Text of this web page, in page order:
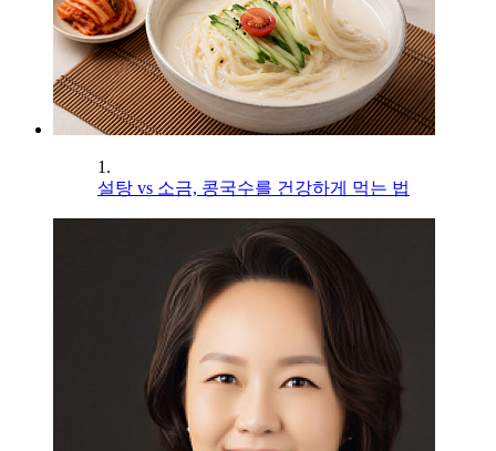
1.
설탕 vs 소금, 콩국수를 건강하게 먹는 법